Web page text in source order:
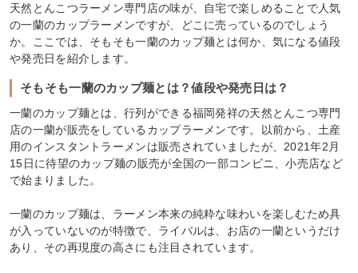
天然とんこつラーメン専門店の味が、自宅で楽しめることで人気
の一蘭のカップラーメンですが、どこに売っているのでしょう
か。ここでは、そもそも一蘭のカップ麺とは何か、気になる値段
や発売日を紹介します。
そもそも一蘭のカップ麺とは？値段や発売日は？
一蘭のカップ麺とは、行列ができる福岡発祥の天然とんこつ専門
店の一蘭が販売をしているカップラーメンです。以前から、土産
用のインスタントラーメンは販売されていましたが、2021年2月
15日に待望のカップ麺の販売が全国の一部コンビニ、小売店など
で始まりました。
一蘭のカップ麺は、ラーメン本来の純粋な味わいを楽しむため具
が入っていないのが特徴で、ライバルは、お店の一蘭というだけ
あり、その再現度の高さにも注目されています。